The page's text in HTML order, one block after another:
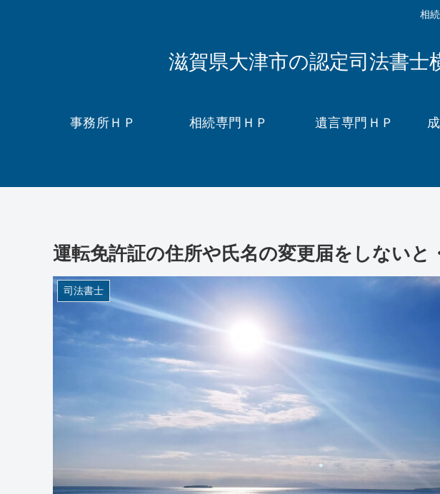
相
滋賀県大津市の認定司法書
事務所ＨＰ 相続専門ＨＰ 遺言専門ＨＰ
運転免許証の住所や氏名の変更届をしないと
司法書士